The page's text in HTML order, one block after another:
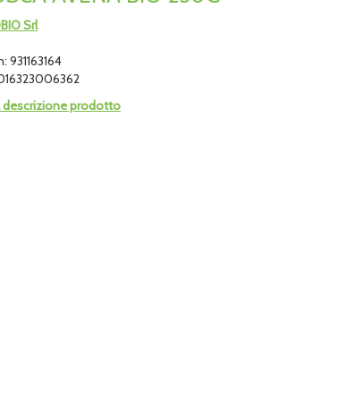
Srl
931163164
descrizione prodotto